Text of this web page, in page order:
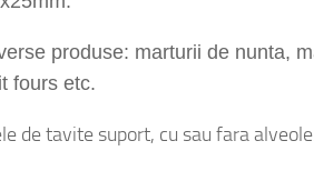
fours etc.